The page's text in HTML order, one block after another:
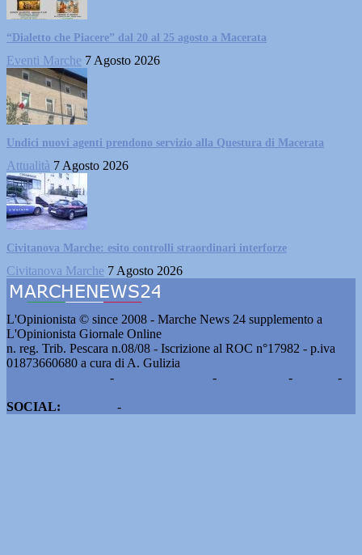
“Dialetto che Piacere” dal 20 al 25 agosto a Macerata
Eventi Marche 7 Agosto 2026
Undici nuovi agenti prendono servizio alla Questura di Macerata
Attualità 7 Agosto 2026
Civitanova Marche: esito controlli straordinari interforze
Civitanova Marche 7 Agosto 2026
L'Opinionista © since 2008 - Marche News 24 supplemento a
L'Opinionista Giornale Online
n. reg. Trib. Pescara n.08/08 - Iscrizione al ROC n°17982 - p.iva
01873660680 a cura di A. Gulizia
- - -
-
SOCIAL:
-